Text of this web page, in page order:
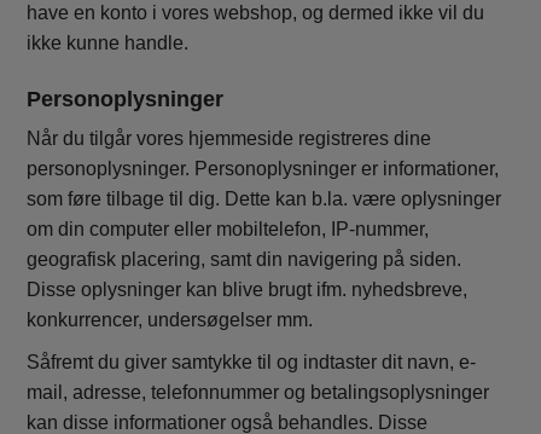
have en konto i vores webshop, og dermed ikke vil du
ikke kunne handle.
Personoplysninger
Når du tilgår vores hjemmeside registreres dine
personoplysninger. Personoplysninger er informationer,
som føre tilbage til dig. Dette kan b.la. være oplysninger
om din computer eller mobiltelefon, IP-nummer,
geografisk placering, samt din navigering på siden.
Disse oplysninger kan blive brugt ifm. nyhedsbreve,
konkurrencer, undersøgelser mm.
Såfremt du giver samtykke til og indtaster dit navn, e-
mail, adresse, telefonnummer og betalingsoplysninger
kan disse informationer også behandles. Disse